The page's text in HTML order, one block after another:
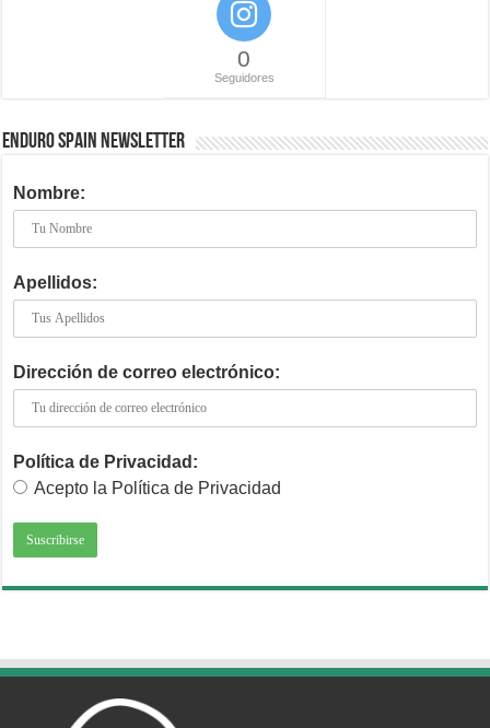
0
Seguidores
ENDURO SPAIN NEWSLETTER
Nombre:
Apellidos:
Dirección de correo electrónico:
Política de Privacidad:
Acepto la Política de Privacidad